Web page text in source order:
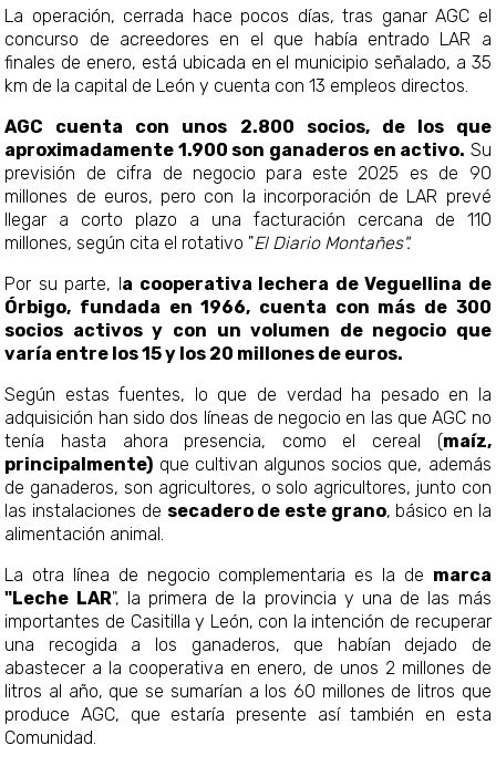
La operación, cerrada hace pocos días, tras ganar AGC el
concurso de acreedores en el que había entrado LAR a
finales de enero, está ubicada en el municipio señalado, a 35
km de la capital de León y cuenta con 13 empleos directos.
AGC cuenta con unos 2.800 socios, de los que
aproximadamente 1.900 son ganaderos en activo. Su
previsión de cifra de negocio para este 2025 es de 90
millones de euros, pero con la incorporación de LAR prevé
llegar a corto plazo a una facturación cercana de 110
millones, según cita el rotativo "El Diario Montañes".
Por su parte, la cooperativa lechera de Veguellina de
Órbigo, fundada en 1966, cuenta con más de 300
socios activos y con un volumen de negocio que
varía entre los 15 y los 20 millones de euros.
Según estas fuentes, lo que de verdad ha pesado en la
adquisición han sido dos líneas de negocio en las que AGC no
tenía hasta ahora presencia, como el cereal (maíz,
principalmente) que cultivan algunos socios que, además
de ganaderos, son agricultores, o solo agricultores, junto con
las instalaciones de secadero de este grano, básico en la
alimentación animal.
La otra línea de negocio complementaria es la de marca
"Leche LAR", la primera de la provincia y una de las más
importantes de Casitilla y León, con la intención de recuperar
una recogida a los ganaderos, que habían dejado de
abastecer a la cooperativa en enero, de unos 2 millones de
litros al año, que se sumarían a los 60 millones de litros que
produce AGC, que estaría presente así también en esta
Comunidad.